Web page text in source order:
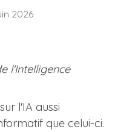
2026
l'Intelligence
l'IA aussi
que celui-ci.